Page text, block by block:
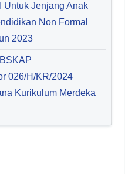
Untuk Jenjang Anak
Non Formal
2023
026/H/KR/2024
Kurikulum Merdeka